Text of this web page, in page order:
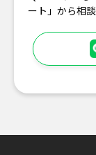
ート」から相